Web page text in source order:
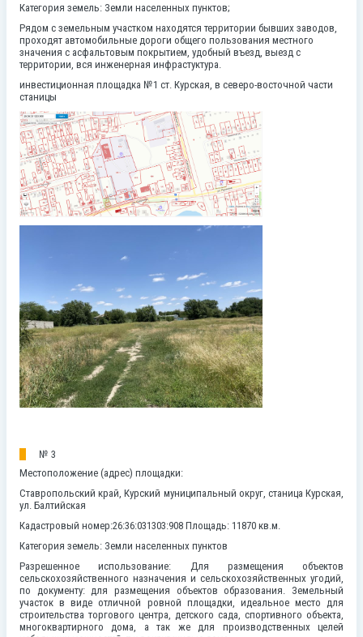
Категория земель: Земли населенных пунктов;
Рядом с земельным участком находятся территории бывших заводов,
проходят автомобильные дороги общего пользования местного
значения с асфальтовым покрытием, удобный въезд, выезд с
территории, вся инженерная инфрастуктура.
инвестиционная площадка №1 ст. Курская, в северо-восточной части
станицы
№ 3
Местоположение (адрес) площадки:
Ставропольский край, Курский муниципальный округ, станица Курская,
ул. Балтийская
Кадастровый номер:26:36:031303:908 Площадь: 11870 кв.м.
Категория земель: Земли населенных пунктов
Разрешенное использование: Для размещения объектов
сельскохозяйственного назначения и сельскохозяйственных угодий,
по документу: для размещения объектов образования. Земельный
участок в виде отличной ровной площадки, идеальное место для
строительства торгового центра, детского сада, спортивного объекта,
многоквартирного дома, а так же для производственных целей